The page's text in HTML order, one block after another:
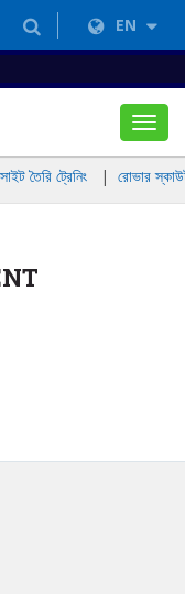
EN
তৈরি ট্রেনিং| রোভার